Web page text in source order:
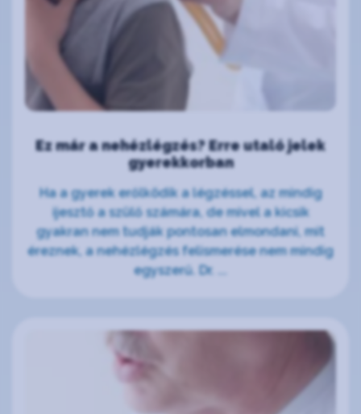
Ez már a nehézlégzés? Erre utaló jelek
gyerekkorban
Ha a gyerek erőlködik a légzéssel, az mindig
ijesztő a szülő számára, de mivel a kicsik
gyakran nem tudják pontosan elmondani, mit
éreznek, a nehézlégzés felismerése nem mindig
egyszerű. Dr. ...